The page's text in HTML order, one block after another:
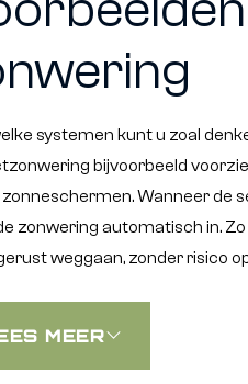
systemen kunt u zoal
bijvoorbeeld
zonneschermen. Wanneer de
zonwering automatisch in.
weggaan, zonder risico
MEER